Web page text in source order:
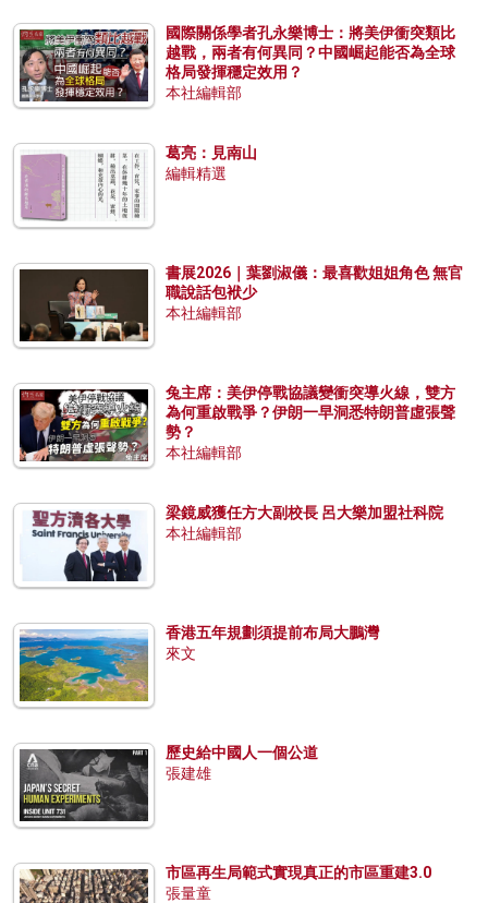
國際關係學者孔永樂博士：將美伊衝突類比
越戰，兩者有何異同？中國崛起能否為全球
格局發揮穩定效用？
本社編輯部
葛亮：見南山
編輯精選
書展2026｜葉劉淑儀：最喜歡姐姐角色 無官
職說話包袱少
本社編輯部
兔主席：美伊停戰協議變衝突導火線，雙方
為何重啟戰爭？伊朗一早洞悉特朗普虛張聲
勢？
本社編輯部
梁鏡威獲任方大副校長 呂大樂加盟社科院
本社編輯部
香港五年規劃須提前布局大鵬灣
來文
歷史給中國人一個公道
張建雄
市區再生局範式實現真正的市區重建3.0
張量童